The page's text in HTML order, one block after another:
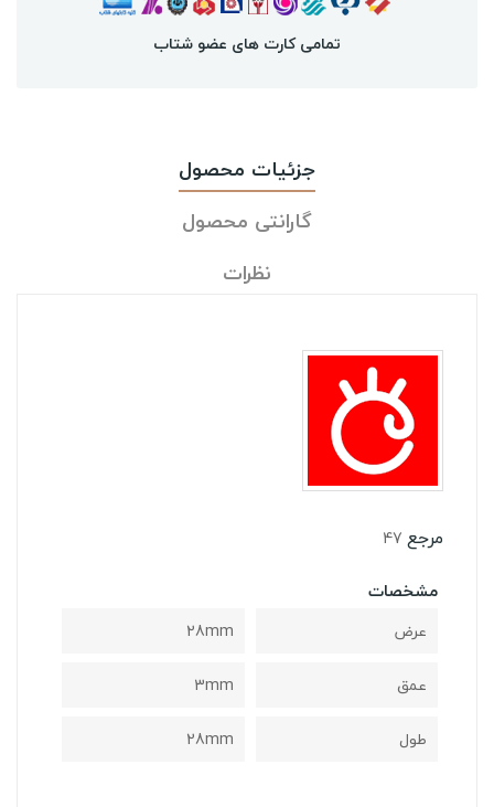
تمامی کارت های عضو شتاب
جزئیات محصول
گارانتی محصول
نظرات
مرجع 47
مشخصات
عرض
28mm
عمق
3mm
طول
28mm